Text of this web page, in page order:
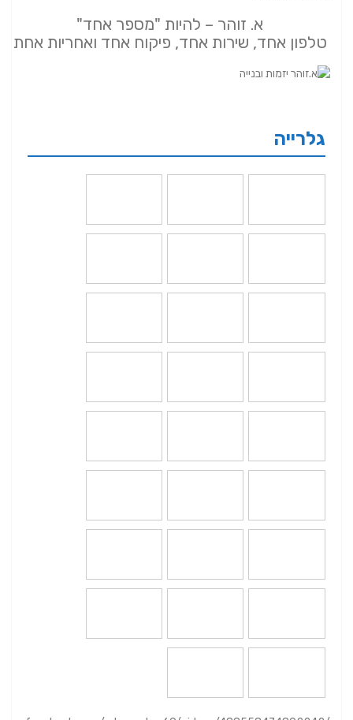
א. זוהר – להיות "מספר אחד"
טלפון אחד, שירות אחד, פיקוח אחד ואחריות אחת
גלרייה